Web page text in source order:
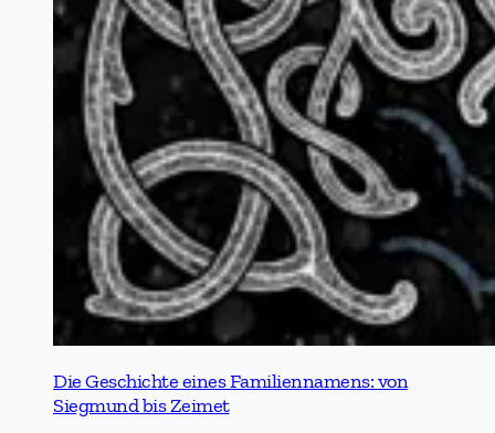
Die Geschichte eines Familiennamens: von
Siegmund bis Zeimet